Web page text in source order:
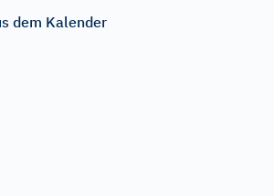
dem Kalender